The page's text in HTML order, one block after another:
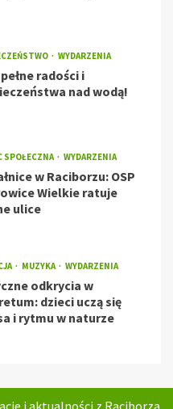
WYDARZENIA
radości i
nad wodą!
SPOŁECZNA WYDARZENIA
w Raciborzu: OSP
Wielkie ratuje
ulice
MUZYKA WYDARZENIA
odkrycia w
dzieci uczą się
i rytmu w naturze